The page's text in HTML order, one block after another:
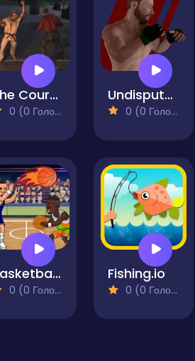
The Courage of an American Grandfather
0 (0 Голосів)
Undisputed MMA
0 (0 Голосів)
Basketball Swooshes
0 (0 Голосів)
Fishing.io
0 (0 Голосів)